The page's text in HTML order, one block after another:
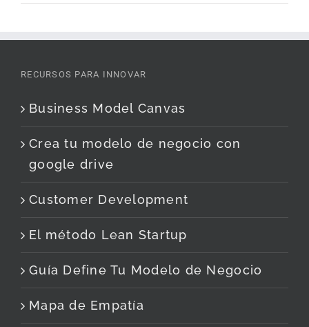
RECURSOS PARA INNOVAR
Business Model Canvas
Crea tu modelo de negocio con
google drive
Customer Development
El método Lean Startup
Guía Define Tu Modelo de Negocio
Mapa de Empatía